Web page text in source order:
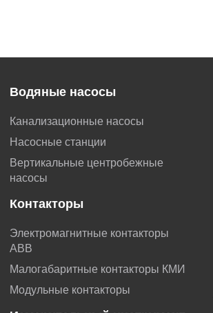
Водяные насосы
Канализационные насосы
Насосные станции
Вертикальные центробежные
насосы
Контакторы
Электромагнитные контакторы
АВВ
Малогабаритные контакторы КМИ
Модульные контакторы